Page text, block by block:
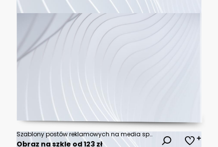
Szablony postów reklamowych na media społecznościowe. Banery kwadratowe.
Obraz na szkle od 123 zł